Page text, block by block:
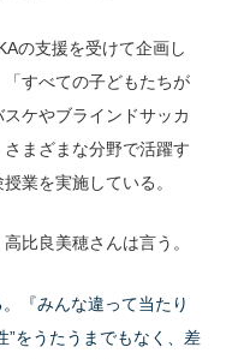
の支援を受けて企画し
すべての子どもたちが
ケやブラインドサッカ
まざまな分野で活躍す
業を実施している。
比良美穂さんは言う。
『みんな違って当たり
”をうたうまでもなく、差